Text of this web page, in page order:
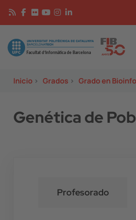
Pasar al contenido principal
Image
Inicio > Grados > Grado en
Genética de
Profesorado